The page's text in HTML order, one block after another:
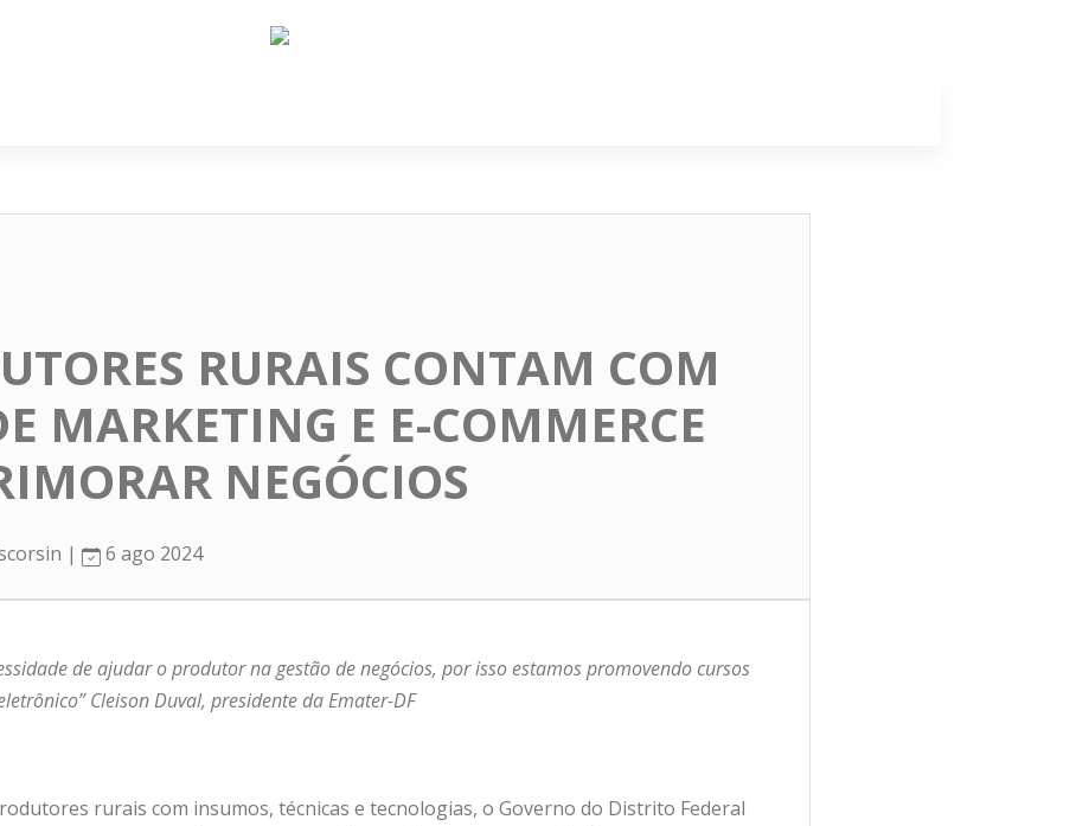
RURAIS CONTAM COM
MARKETING E E-COMMERCE
NEGÓCIOS
| 6 ago 2024
de ajudar o produtor na gestão de negócios, por isso estamos promovendo cursos
Cleison Duval, presidente da Emater-DF
rurais com insumos, técnicas e tecnologias, o Governo do Distrito Federal